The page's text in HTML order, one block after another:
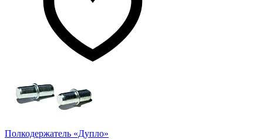
Полкодержатель «Дупло»